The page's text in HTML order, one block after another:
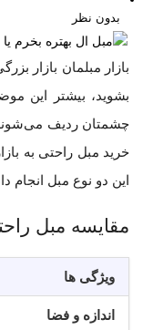
بدون نظر
بازار مبلمان بازار
بشوید، بیشتر این
چشمتان ردیف می‌شوند.
خرید مبل راحتی به
این دو نوع مبل انجام
مقایسه مبل
ویژگی ها
اندازه و فضا